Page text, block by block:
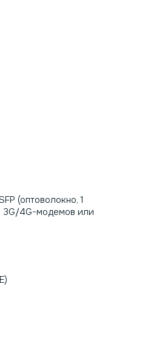
(оптоволокно, 1
3G/4G-модемов или